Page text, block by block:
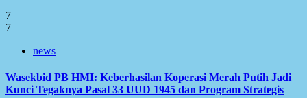
7
7
news
Wasekbid PB HMI: Keberhasilan Koperasi Merah Putih Jadi
Kunci Tegaknya Pasal 33 UUD 1945 dan Program Strategis